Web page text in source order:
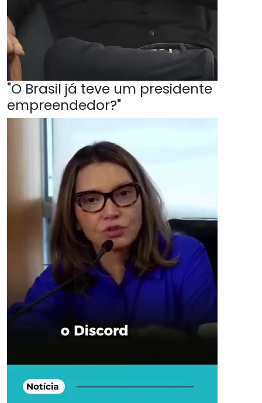
"O Brasil já teve um presidente
empreendedor?"